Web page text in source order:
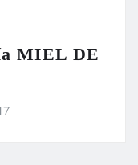
MIEL DE